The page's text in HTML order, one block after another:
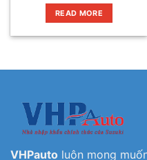
READ MORE
VHPauto luôn mong